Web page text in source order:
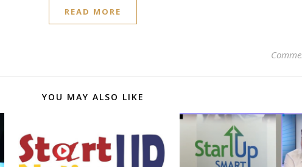
READ MORE
YOU MAY ALSO LIKE